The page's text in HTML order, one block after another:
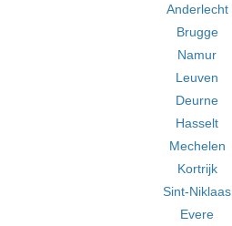
Anderlecht
Brugge
Namur
Leuven
Deurne
Hasselt
Mechelen
Kortrijk
Sint-Niklaas
Evere